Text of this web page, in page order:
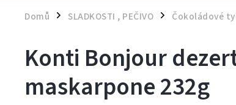
Domů / SLADKOSTI , PEČIVO / Čokoládové
Konti Bonjour
maskarpone 232g